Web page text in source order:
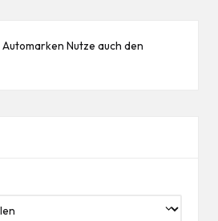
Automarken Nutze auch den